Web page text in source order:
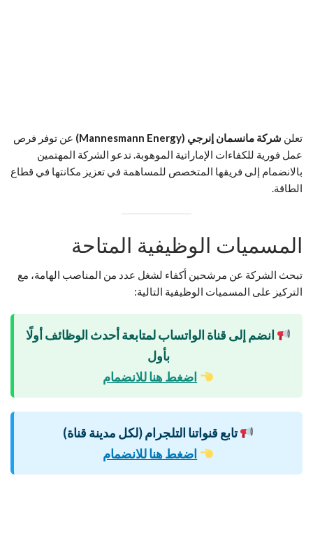
تعلن شركة مانسمان إنرجي (Mannesmann Energy)
عن توفر فرص
عمل فورية للكفاءات الإماراتية الموهوبة. تدعو الشركة المهتمين
بالانضمام إلى فريقها المتخصص للمساهمة في تعزيز مكانتها في قطاع
الطاقة.
المسميات الوظيفية المتاحة
تبحث الشركة عن مرشحين أكفاء لشغل عدد من المناصب الهامة، مع
التركيز على المسميات الوظيفية التالية:
انضم إلى قناة الواتساب لمتابعة أحدث الوظائف أولًا
بأول
اضغط هنا للانضمام
تابع قنواتنا التلجرام (لكل مدينة قناة)
اضغط هنا للانضمام